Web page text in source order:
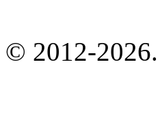
© 2012-2026.